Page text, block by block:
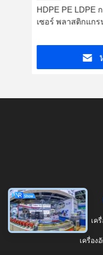
HDPE PE LDPE
เซอร์ พลาสติกแกร
เค
เครื่อง